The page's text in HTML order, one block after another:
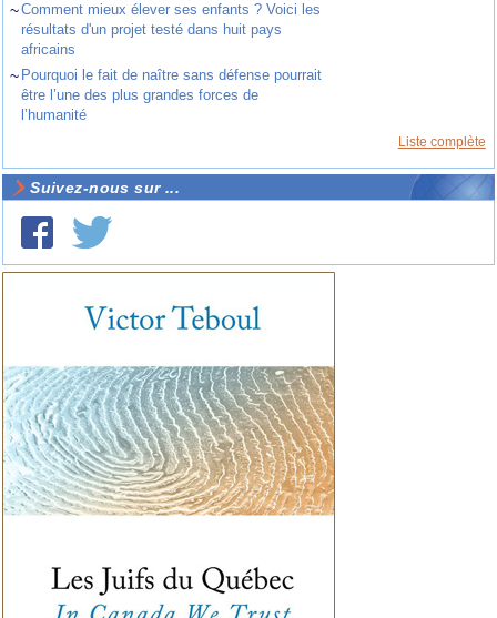
~Comment mieux élever ses enfants ? Voici les
résultats d'un projet testé dans huit pays
africains
~ Pourquoi le fait de naître sans défense pourrait
être l’une des plus grandes forces de
l’humanité
Liste complète
Suivez-nous sur ...